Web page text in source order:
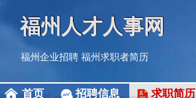
福州人才人事网
福州企业招聘 福州求职者简历
首页 招聘信息 求职简历